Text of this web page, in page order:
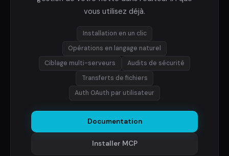
vous utilisez déjà.
Installation en un clic
Opérations en langage naturel
Ciblage multi-serveurs
Audits de sécurité
Transferts de fichiers
Auth OAuth par utilisateur
Documentation
Installer MCP